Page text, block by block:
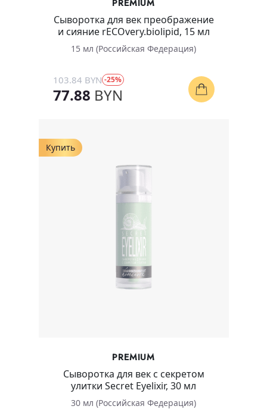
PREMIUM
Сыворотка для век преображение
и сияние rECOvery.biolipid, 15 мл
15 мл (Российская Федерация)
103.84 BYN -25%
77.88 BYN
Купить
PREMIUM
Сыворотка для век с секретом
улитки Secret Eyelixir, 30 мл
30 мл (Российская Федерация)